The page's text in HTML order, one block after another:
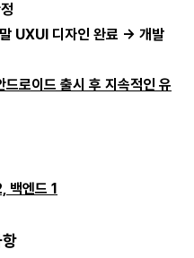
UXUI 디자인 완료 → 개발
로이드 출시 후 지속적인 유
백엔드 1